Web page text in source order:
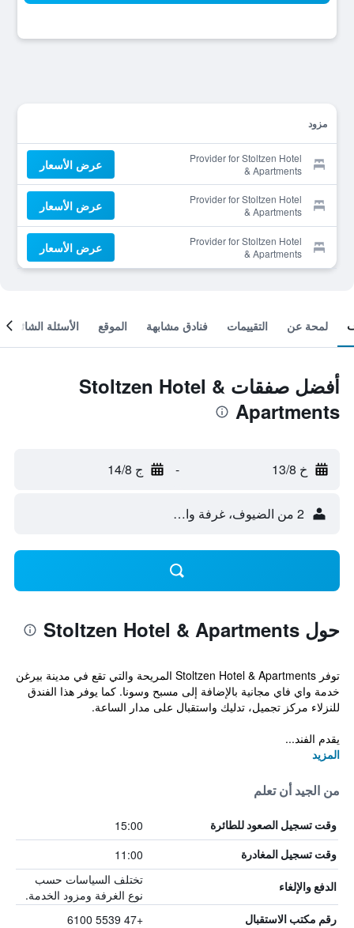
مزود
Provider for Stoltzen Hotel
& Apartments
عرض الأسعار
Provider for Stoltzen Hotel
& Apartments
عرض الأسعار
Provider for Stoltzen Hotel
& Apartments
عرض الأسعار
لمحة عن التقييمات فنادق مشابهة الموقع الأسئلة الشائعة
أفضل صفقات Stoltzen Hotel &
Apartments
خ 13/8 - ج 14/8
2 من الضيوف، غرفة واحدة
حول Stoltzen Hotel & Apartments
توفر Stoltzen Hotel & Apartments المريحة والتي تقع في مدينة بيرغن
خدمة واي فاي مجانية بالإضافة إلى مسبح وسونا. كما يوفر هذا الفندق
للنزلاء مركز تجميل، تدليك واستقبال على مدار الساعة.
يقدم الفند...
المزيد
من الجيد أن تعلم
وقت تسجيل الصعود للطائرة 15:00
وقت تسجيل المغادرة 11:00
الدفع والإلغاء
تختلف السياسات حسب
نوع الغرفة ومزود الخدمة.
رقم مكتب الاستقبال +47 5539 6100